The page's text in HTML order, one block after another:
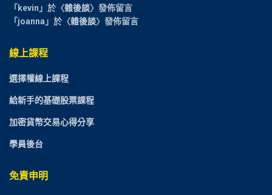
「kevin 」於〈雜後談〉發佈留言
「joanna 」於〈雜後談〉發佈留言
線上課程
選擇權線上課程
給新手的基礎股票課程
加密貨幣交易心得分享
學員後台
免責申明